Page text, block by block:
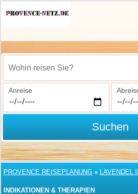
Wohin reisen Sie?
Anreise
Suchen
PROVENCE REISEPLANUNG » LAVENDEL
INDIKATIONEN & THERAPIEN